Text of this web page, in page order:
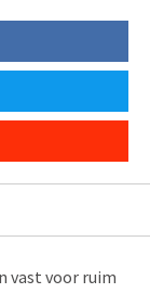
vast voor ruim